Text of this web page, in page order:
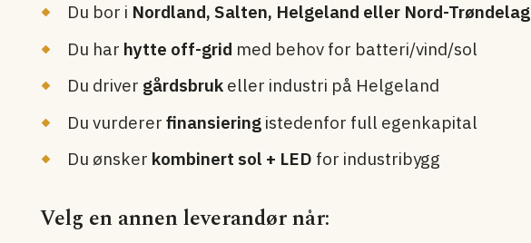
Du bor i Nordland, Salten, Helgeland eller Nord-Trøndelag
Du har hytte off-grid med behov for batteri/vind/sol
Du driver gårdsbruk eller industri på Helgeland
Du vurdererfinansiering istedenfor full egenkapital
Du ønsker kombinert sol + LED for industribygg
Velg en annen leverandør når: